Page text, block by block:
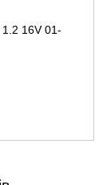
16V 01-